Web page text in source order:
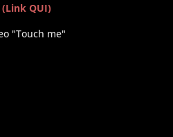
QUI)
"Touch me"